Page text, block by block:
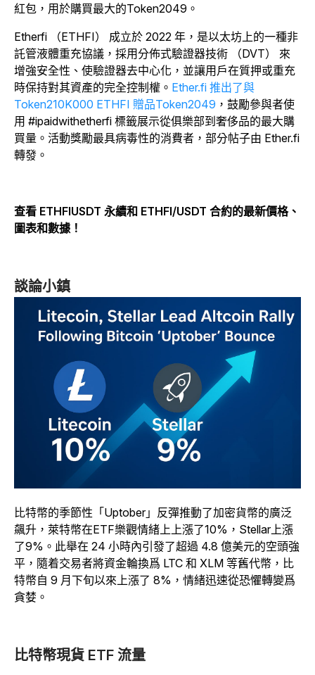
紅包，用於購買最大的Token2049。
Etherfi （ETHFI） 成立於 2022 年，是以太坊上的一種非
託管液體重充協議，採用分佈式驗證器技術 （DVT） 來
增強安全性、使驗證器去中心化，並讓用戶在質押或重充
時保持對其資產的完全控制權。 Ether.fi 推出了與
Token210K000 ETHFI 贈品Token2049 ，鼓勵參與者使
用 #ipaidwithetherfi 標籤展示從俱樂部到奢侈品的最大購
買量。活動獎勵最具病毒性的消費者，部分帖子由 Ether.fi
轉發。
查看 ETHFIUSDT 永續和 ETHFI/USDT 合約的最新價格、
圖表和數據！
談論小鎮
比特幣的季節性「Uptober」反彈推動了加密貨幣的廣泛
飆升，萊特幣在ETF樂觀情緒上上漲了10%，Stellar上漲
了9%。此舉在 24 小時內引發了超過 4.8 億美元的空頭強
平，隨着交易者將資金輪換爲 LTC 和 XLM 等舊代幣，比
特幣自 9 月下旬以來上漲了 8%，情緒迅速從恐懼轉變爲
貪婪。
比特幣現貨 ETF 流量